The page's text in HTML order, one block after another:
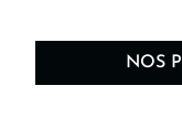
NOS